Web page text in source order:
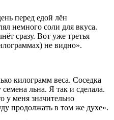
перед едой лён
немного соли для вкуса.
сразу. Вот уже третья
не видно».
килограмм веса. Соседка
льна. Я так и сделала.
у меня значительно
продолжать в том же духе».